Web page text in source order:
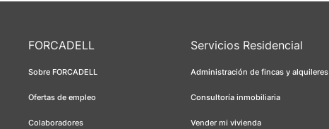
FORCADELL
Sobre FORCADELL
Ofertas de empleo
Colaboradores
Servicios Residencial
Administración de fincas y alquileres
Consultoría inmobiliaria
Vender mi vivienda